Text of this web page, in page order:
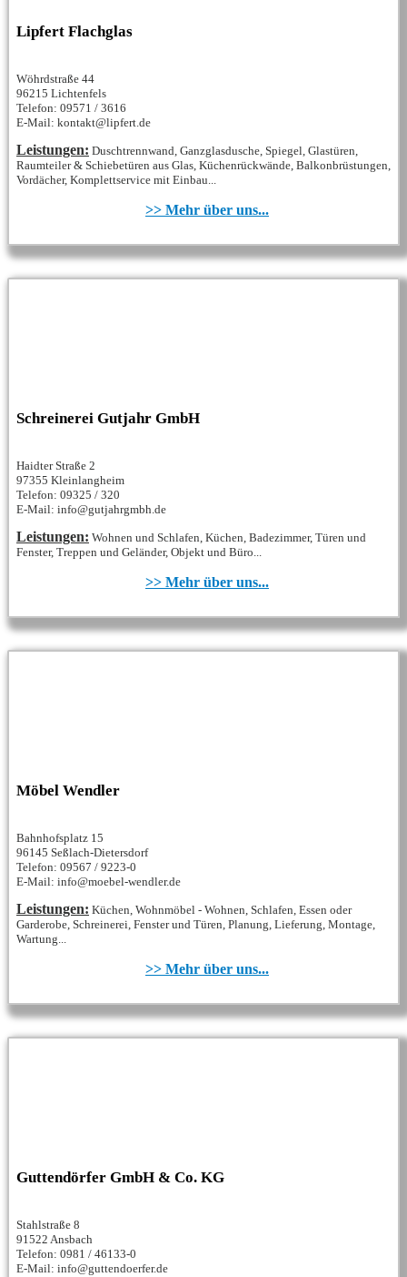
Lipfert Flachglas
Wöhrdstraße 44
96215 Lichtenfels
Telefon: 09571 / 3616
E-Mail: kontakt@lipfert.de
Leistungen: Duschtrennwand, Ganzglasdusche, Spiegel, Glastüren,
Raumteiler & Schiebetüren aus Glas, Küchenrückwände, Balkonbrüstungen,
Vordächer, Komplettservice mit Einbau...
>> Mehr über uns...
Schreinerei Gutjahr GmbH
Haidter Straße 2
97355 Kleinlangheim
Telefon: 09325 / 320
E-Mail: info@gutjahrgmbh.de
Leistungen: Wohnen und Schlafen, Küchen, Badezimmer, Türen und
Fenster, Treppen und Geländer, Objekt und Büro...
>> Mehr über uns...
Möbel Wendler
Bahnhofsplatz 15
96145 Seßlach-Dietersdorf
Telefon: 09567 / 9223-0
E-Mail: info@moebel-wendler.de
Leistungen: Küchen, Wohnmöbel - Wohnen, Schlafen, Essen oder
Garderobe, Schreinerei, Fenster und Türen, Planung, Lieferung, Montage,
Wartung...
>> Mehr über uns...
Guttendörfer GmbH & Co. KG
Stahlstraße 8
91522 Ansbach
Telefon: 0981 / 46133-0
E-Mail: info@guttendoerfer.de